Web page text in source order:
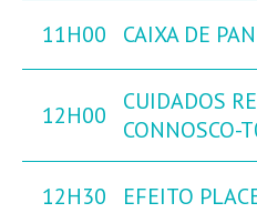
11H00 CAIXA DE
12H00
CUIDADOS
CONNOSCO-
12H30 EFEITO